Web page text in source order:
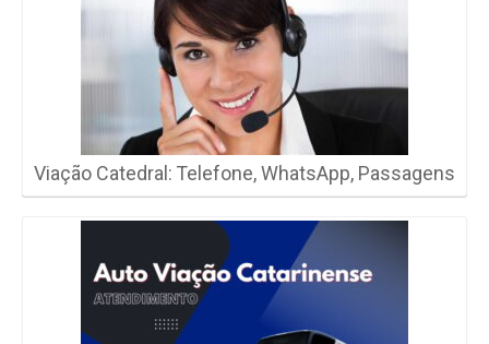
Viação Catedral: Telefone, WhatsApp, Passagens